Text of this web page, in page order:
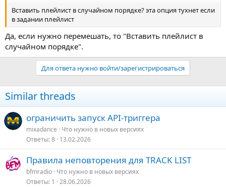
Вставить плейлист в случайном порядке? эта опция тухнет если
в задании плейлист
Да, если нужно перемешать, то "Вставить плейлист в
случайном порядке".
Для ответа нужно войти/зарегистрироваться
Similar threads
ограничить запуск API-триггера
mixadance
Что нужно в новых версияx
Ответы 8 13.02.2026
Правила неповторения для TRACK LIST
bfmradio Что нужно в новых версияx
Ответы 1 28.06.2026